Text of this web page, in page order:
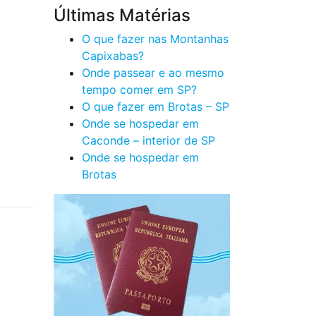
Últimas Matérias
O que fazer nas Montanhas
Capixabas?
Onde passear e ao mesmo
tempo comer em SP?
O que fazer em Brotas – SP
Onde se hospedar em
Caconde – interior de SP
Onde se hospedar em
Brotas